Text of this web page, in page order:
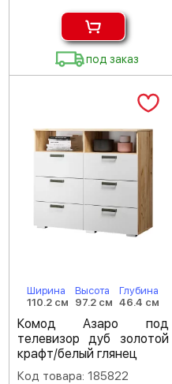
под заказ
Ширина
110.2 см
Высота
97.2 см
Глубина
46.4 см
Комод Азаро под
телевизор дуб золотой
крафт/белый глянец
Код товара: 185822